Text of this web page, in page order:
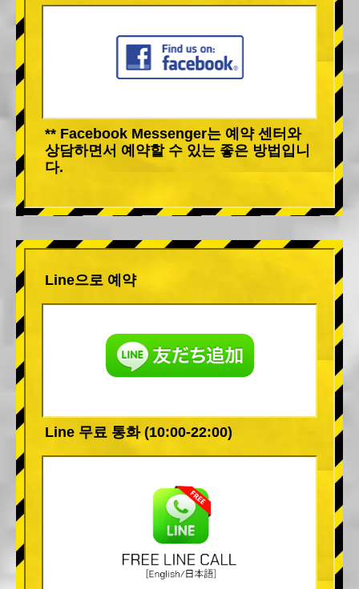
** Facebook Messenger는 예약 센터와
상담하면서 예약할 수 있는 좋은 방법입니
다.
Line으로 예약
Line 무료 통화 (10:00-22:00)